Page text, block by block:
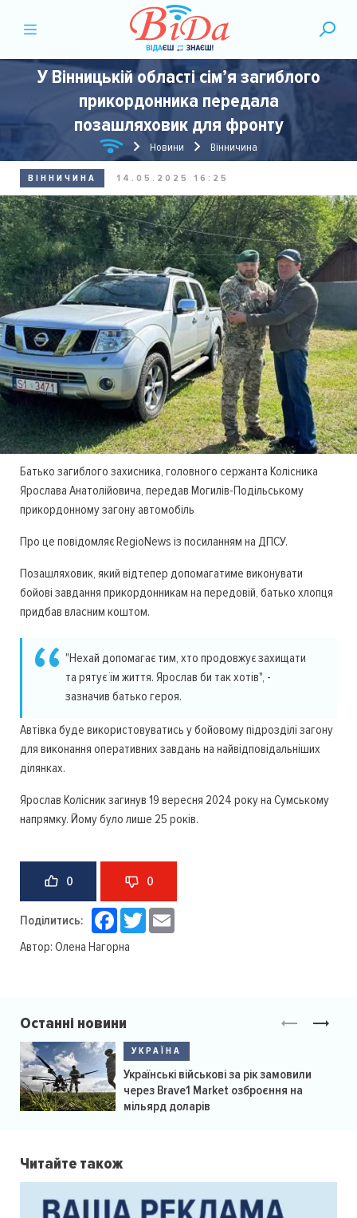
У Вінницькій області сім’я загиблого
прикордонника передала
позашляховик для фронту
Новини Вінничина
ВІННИЧИНА 14.05.2025 16:25
Батько загиблого захисника, головного сержанта Колісника
Ярослава Анатолійовича, передав Могилів-Подільському
прикордонному загону автомобіль
Про це повідомляє RegioNews із посиланням на ДПСУ.
Позашляховик, який відтепер допомагатиме виконувати
бойові завдання прикордонникам на передовій, батько хлопця
придбав власним коштом.
"Нехай допомагає тим, хто продовжує захищати
та рятує їм життя. Ярослав би так хотів", -
зазначив батько героя.
Автівка буде використовуватись у бойовому підрозділі загону
для виконання оперативних завдань на найвідповідальніших
ділянках.
Ярослав Колісник загинув 19 вересня 2024 року на Сумському
напрямку. Йому було лише 25 років.
0 0
Поділитись: Facebook
Twitter
Автор: Олена Нагорна
Останні новини
УКРАЇНА
Українські військові за рік замовили
через Brave1 Market озброєння на
мільярд доларів
Читайте також